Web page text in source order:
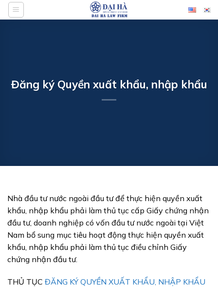
Bỏ
qua
Đăng ký Quyền xuất khẩu, nhập khẩu
Nhà đầu tư nước ngoài đầu tư để thực hiện quyền xuất
khẩu, nhập khẩu phải làm thủ tục cấp Giấy chứng nhận
đầu tư, doanh nghiệp có vốn đầu tư nước ngoài tại Việt
Nam bổ sung mục tiêu hoạt động thực hiện quyền xuất
khẩu, nhập khẩu phải làm thủ tục điều chỉnh Giấy
chứng nhận đầu tư.
THỦ TỤC ĐĂNG KÝ QUYỀN XUẤT KHẨU, NHẬP KHẨU